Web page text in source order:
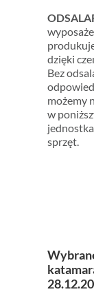
dzięki
Bez
możemy
w
sprzęt.